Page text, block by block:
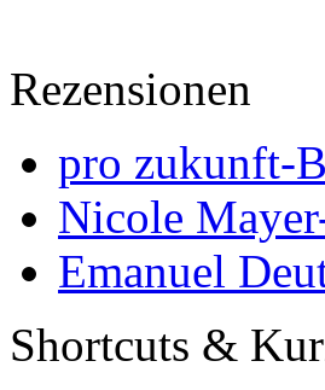
Rezensionen
pro zukunft-
Nicole
Emanuel
Shortcuts &